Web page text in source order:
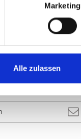
Marketing
Alle zulassen